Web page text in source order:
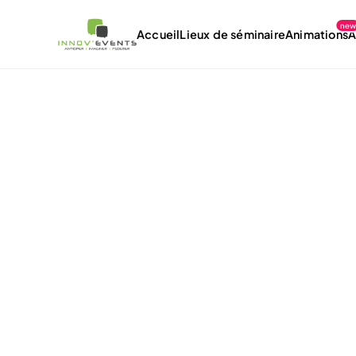
AccueilLieux de séminaireAnimations
new